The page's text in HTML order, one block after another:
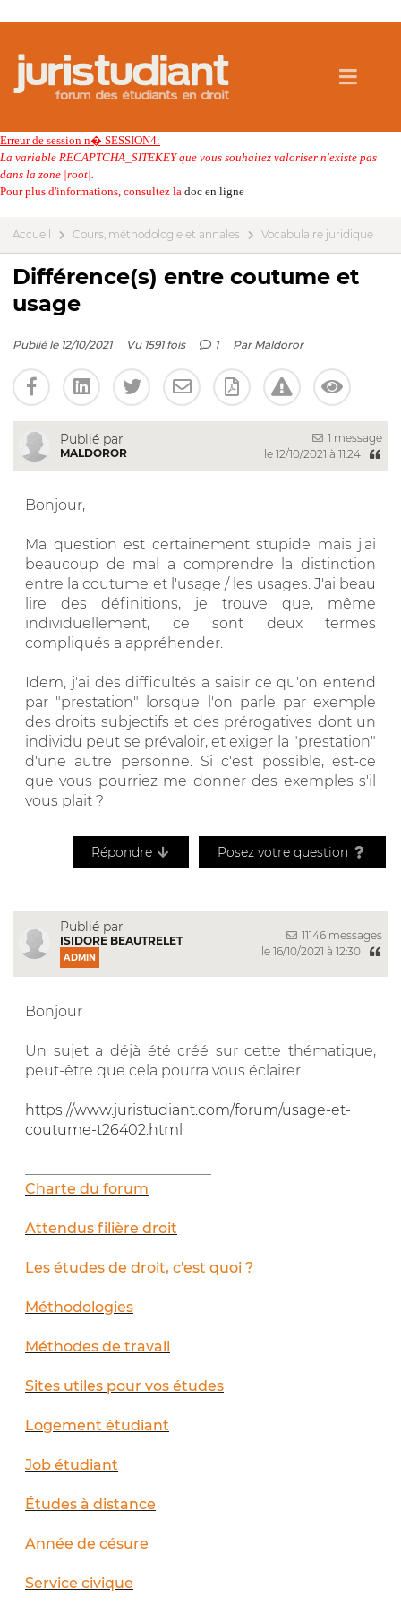
Erreur de session n� SESSION4:
La variable RECAPTCHA_SITEKEY que vous souhaitez valoriser n'existe pas
dans la zone |root|.
Pour plus d'informations, consultez la doc en ligne
Accueil Cours, méthodologie et annales Vocabulaire juridique
Différence(s) entre coutume et
usage
Publié le 12/10/2021 Vu 1591 fois 1 Par Maldoror
Publié par
MALDOROR
1 message
le 12/10/2021 à 11:24
Bonjour,
Ma question est certainement stupide mais j'ai
beaucoup de mal a comprendre la distinction
entre la coutume et l'usage / les usages. J'ai beau
lire des définitions, je trouve que, même
individuellement, ce sont deux termes
compliqués a appréhender.
Idem, j'ai des difficultés a saisir ce qu'on entend
par "prestation" lorsque l'on parle par exemple
des droits subjectifs et des prérogatives dont un
individu peut se prévaloir, et exiger la "prestation"
d'une autre personne. Si c'est possible, est-ce
que vous pourriez me donner des exemples s'il
vous plait ?
Répondre Posez votre question
Publié par
ISIDORE BEAUTRELET
ADMIN
11146 messages
le 16/10/2021 à 12:30
Bonjour
Un sujet a déjà été créé sur cette thématique,
peut-être que cela pourra vous éclairer
https://www.juristudiant.com/forum/usage-et-
coutume-t26402.html
Charte du forum
Attendus filière droit
Les études de droit, c'est quoi ?
Méthodologies
Méthodes de travail
Sites utiles pour vos études
Logement étudiant
Job étudiant
Études à distance
Année de césure
Service civique